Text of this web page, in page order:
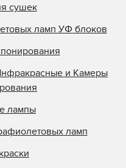
сушек
ламп УФ блоков
и Камеры
лампы
ламп